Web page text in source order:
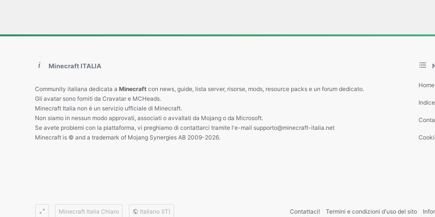
Minecraft ITALIA
Community italiana dedicata a Minecraft con news, guide, lista server, risorse, mods, resource packs e un forum dedicato.
Gli avatar sono forniti da Cravatar e MCHeads.
Minecraft Italia non è un servizio ufficiale di Minecraft.
Non siamo in nessun modo approvati, associati o avvallati da Mojang o da Microsoft.
Se avete problemi con la piattaforma, vi preghiamo di contattarci tramite l'e-mail supporto@minecraft-italia.net
Minecraft is © and a trademark of Mojang Synergies AB 2009-2026.
Home
Minecraft Italia Chiaro Italiano (IT) Contattaci! Termini e condizioni d'uso del sito